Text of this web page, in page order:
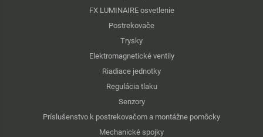
FX LUMINAIRE osvetlenie
Postrekovače
Trysky
Elektromagnetické ventily
Riadiace jednotky
Regulácia tlaku
Senzory
Príslušenstvo k postrekovačom a montážne pomôcky
Mechanické spojky